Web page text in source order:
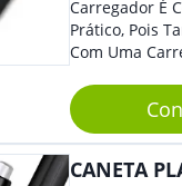
Carregador É
Prático, Pois
Com Uma
Resistente,
Que Os
Buscam, E O
Moderno,
CANETA